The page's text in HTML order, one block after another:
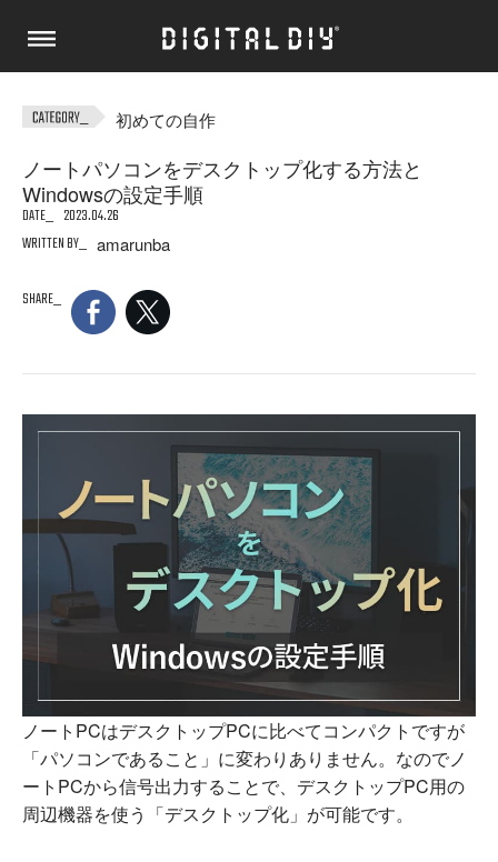
初めての自作
ノートパソコンをデスクトップ化する方法と
Windowsの設定手順
DATE
2023.04.26
WRITTEN BY
amarunba
SHARE
ノートPCはデスクトップPCに比べてコンパクトですが
「パソコンであること」に変わりありません。なのでノ
ートPCから信号出力することで、デスクトップPC用の
周辺機器を使う「デスクトップ化」が可能です。